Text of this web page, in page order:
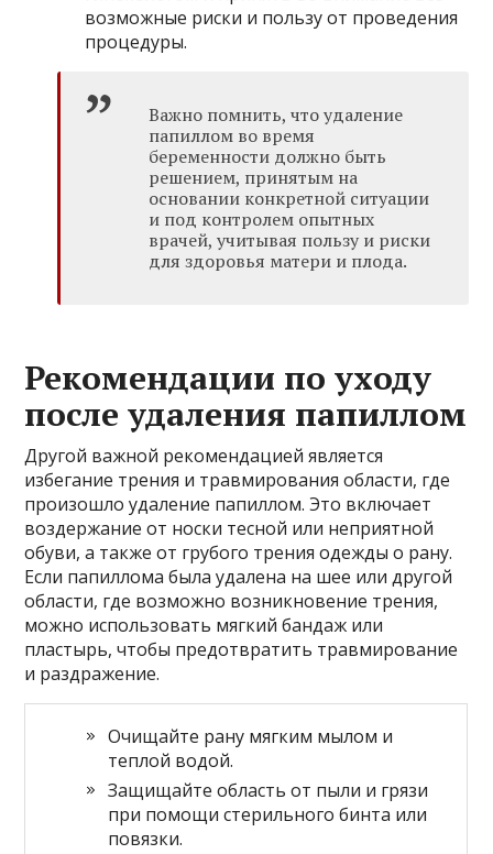
возможные риски и пользу от проведения
процедуры.
Важно помнить, что удаление
папиллом во время
беременности должно быть
решением, принятым на
основании конкретной ситуации
и под контролем опытных
врачей, учитывая пользу и риски
для здоровья матери и плода.
Рекомендации по уходу
после удаления папиллом
Другой важной рекомендацией является
избегание трения и травмирования области, где
произошло удаление папиллом. Это включает
воздержание от носки тесной или неприятной
обуви, а также от грубого трения одежды о рану.
Если папиллома была удалена на шее или другой
области, где возможно возникновение трения,
можно использовать мягкий бандаж или
пластырь, чтобы предотвратить травмирование
и раздражение.
Очищайте рану мягким мылом и
теплой водой.
Защищайте область от пыли и грязи
при помощи стерильного бинта или
повязки.